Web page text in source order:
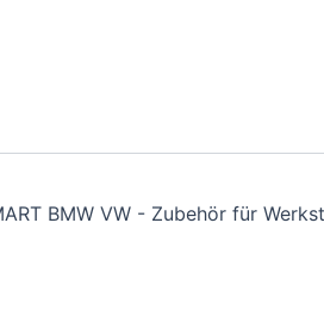
BMW VW - Zubehör für